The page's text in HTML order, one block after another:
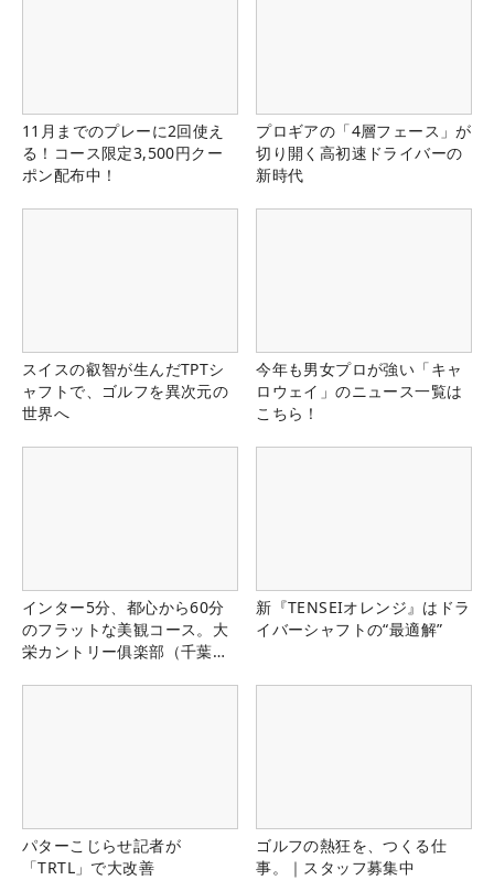
11月までのプレーに2回使え
る！コース限定3,500円クー
ポン配布中！
プロギアの「4層フェース」が
切り開く高初速ドライバーの
新時代
スイスの叡智が生んだTPTシ
ャフトで、ゴルフを異次元の
世界へ
今年も男女プロが強い「キャ
ロウェイ」のニュース一覧は
こちら！
インター5分、都心から60分
のフラットな美観コース。大
栄カントリー俱楽部（千葉
新『TENSEIオレンジ』はドラ
イバーシャフトの“最適解”
パターこじらせ記者が
「TRTL」で大改善
ゴルフの熱狂を、つくる仕
事。｜スタッフ募集中